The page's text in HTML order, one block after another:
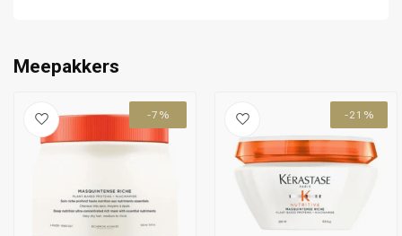
Meepakkers
-7% -21%